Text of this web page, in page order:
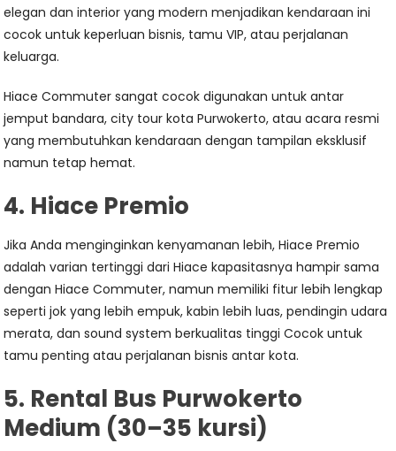
elegan dan interior yang modern menjadikan kendaraan ini
cocok untuk keperluan bisnis, tamu VIP, atau perjalanan
keluarga.
Hiace Commuter sangat cocok digunakan untuk antar
jemput bandara, city tour kota Purwokerto, atau acara resmi
yang membutuhkan kendaraan dengan tampilan eksklusif
namun tetap hemat.
4. Hiace Premio
Jika Anda menginginkan kenyamanan lebih, Hiace Premio
adalah varian tertinggi dari Hiace kapasitasnya hampir sama
dengan Hiace Commuter, namun memiliki fitur lebih lengkap
seperti jok yang lebih empuk, kabin lebih luas, pendingin udara
merata, dan sound system berkualitas tinggi Cocok untuk
tamu penting atau perjalanan bisnis antar kota.
5. Rental Bus Purwokerto
Medium (30–35 kursi)